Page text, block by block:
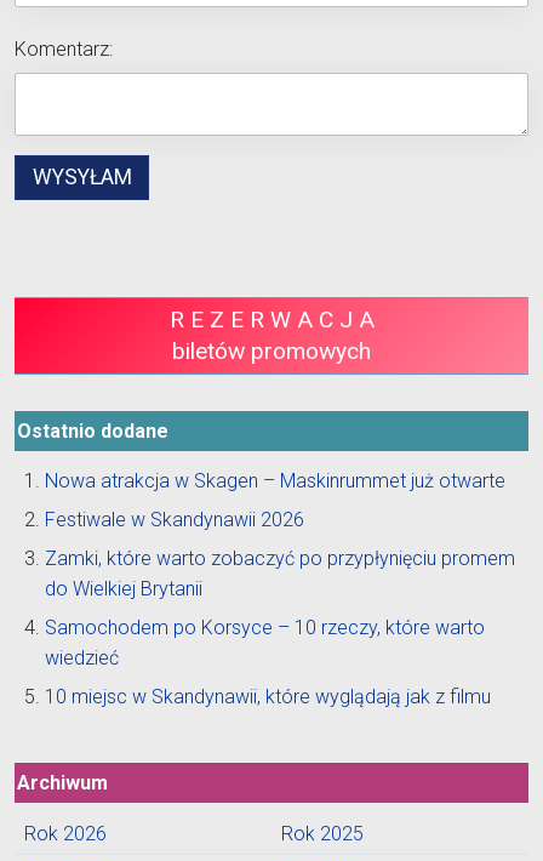
Komentarz:
R E Z E R W A C J A
biletów promowych
Ostatnio dodane
Nowa atrakcja w Skagen – Maskinrummet już otwarte
Festiwale w Skandynawii 2026
Zamki, które warto zobaczyć po przypłynięciu promem
do Wielkiej Brytanii
Samochodem po Korsyce – 10 rzeczy, które warto
wiedzieć
10 miejsc w Skandynawii, które wyglądają jak z filmu
Archiwum
Rok 2026
Rok 2025